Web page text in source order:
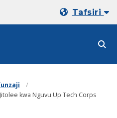
Tafsiri
Jitolee kwa Nguvu Up Tech Corps